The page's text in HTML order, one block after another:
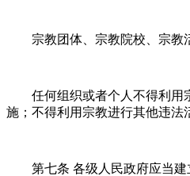
宗教团体、宗教院校、宗教
任何组织或者个人不得利用
施；不得利用宗教进行其他违法
第七条 各级人民政府应当